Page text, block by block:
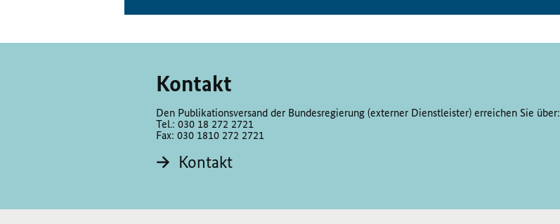
Kontakt
Den Publikationsversand der Bundesregierung (externer Dienstleister) erreichen Sie über:
Tel.: 030 18 272 2721
Fax: 030 1810 272 2721
Kontakt